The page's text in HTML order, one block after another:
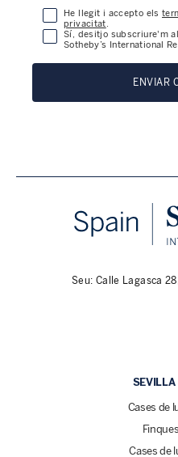
He llegit i accepto els
privacitat.
Sí, desitjo subscriure'm
Sotheby’s International
ENVIAR
Seu: Calle Lagasca
SEVILLA
Cases de
Cases de